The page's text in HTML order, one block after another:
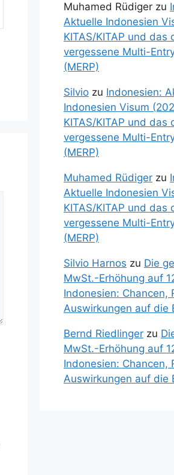
Muhamed Rüdiger zu
Aktuelle Indonesien
KITAS/KITAP und das
vergessene Multi-
(MERP)
Silvio zu Indonesien:
Indonesien Visum
KITAS/KITAP und das
vergessene Multi-
(MERP)
Muhamed Rüdiger zu
Aktuelle Indonesien
KITAS/KITAP und das
vergessene Multi-
(MERP)
Silvio Harnos zu Die
MwSt.-Erhöhung auf
Indonesien: Chancen,
Auswirkungen auf die
Bernd Riedlinger zu
MwSt.-Erhöhung auf
Indonesien: Chancen,
Auswirkungen auf die